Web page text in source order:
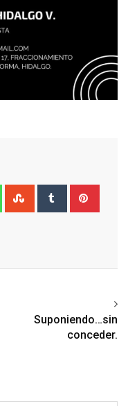
WhatsappStumbleUpon
Tumblr
Suponiendo…sin
conceder.